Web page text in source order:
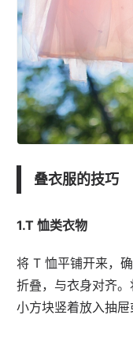
叠衣服的技巧
1.T 恤类衣物
将 T 恤平铺开来，
折叠，与衣身对齐
小方块竖着放入抽屉